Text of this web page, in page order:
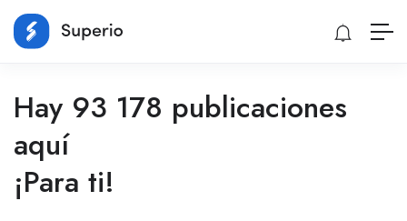
Hay 93 178 publicaciones
aquí
¡Para ti!